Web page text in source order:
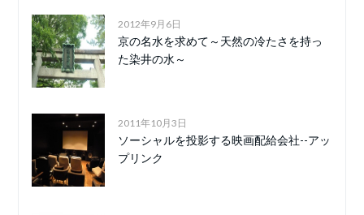
2012年9月6日
京の名水を求めて～天然の冷たさを持っ
た染井の水～
2011年10月3日
ソーシャルを投影する映画配給会社--アッ
プリンク